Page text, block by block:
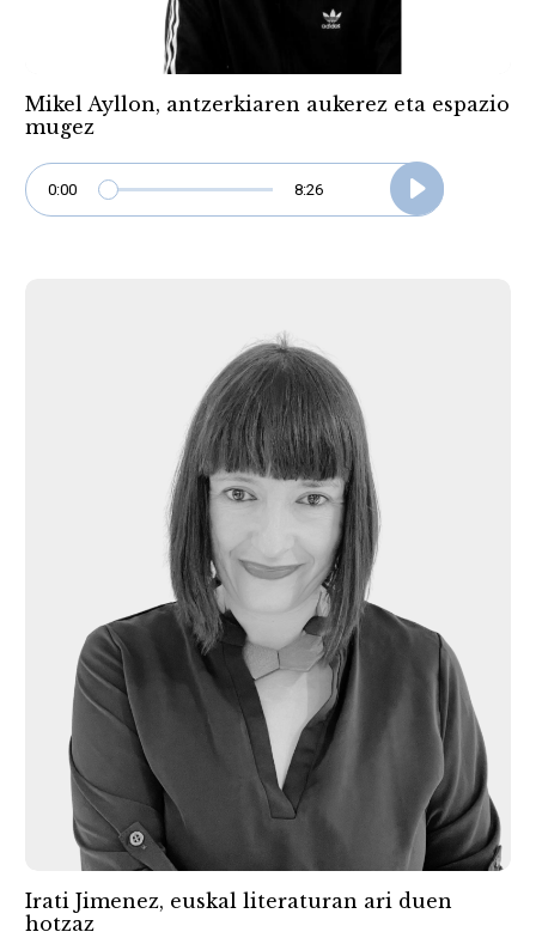
Mikel Ayllon, antzerkiaren aukerez eta espazio
mugez
0:00 8:26
Irati Jimenez, euskal literaturan ari duen
hotzaz